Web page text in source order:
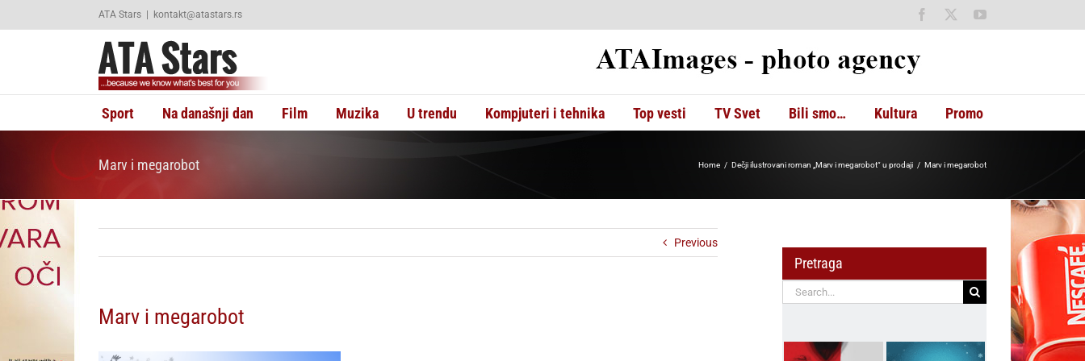
ATA Stars | kontakt@atastars.rs Facebook YouTube
Sport Na današnji dan Film Muzika U trendu Kompjuteri i tehnika Top vesti TV Svet Bili smo… Kultura Promo
Marv i megarobot Home Dečji ilustrovani roman „Marv i megarobot“ u prodaji Marv i megarobot
Previous
Marv i megarobot
Pretraga
Search
for: